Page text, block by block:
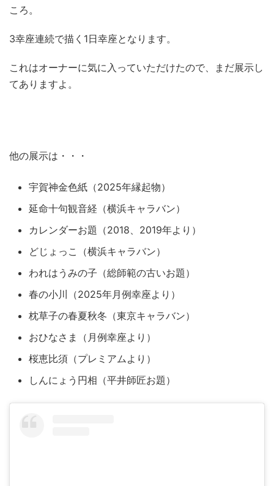
ころ。
3幸座連続で描く1日幸座となります。
これはオーナーに気に入っていただけたので、まだ展示し
てありますよ。
他の展示は・・・
宇賀神金色紙（2025年縁起物）
延命十句観音経（横浜キャラバン）
カレンダーお題（2018、2019年より）
どじょっこ（横浜キャラバン）
われはうみの子（総師範の古いお題）
春の小川（2025年月例幸座より）
枕草子の春夏秋冬（東京キャラバン）
おひなさま（月例幸座より）
桜恵比須（プレミアムより）
しんにょう円相（平井師匠お題）